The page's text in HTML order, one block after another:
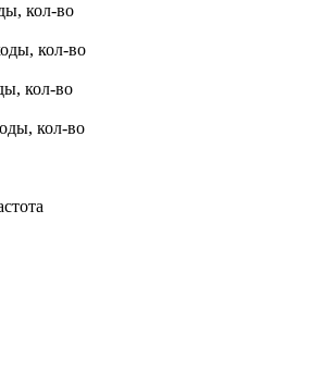
кол-во
кол-во
кол-во
кол-во